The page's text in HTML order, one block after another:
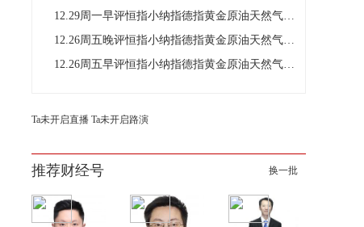
12.29周一早评恒指小纳指德指黄金原油天然气铜操作建议
12.26周五晚评恒指小纳指德指黄金原油天然气铜操作建议
12.26周五早评恒指小纳指德指黄金原油天然气铜操作建议
Ta未开启直播 Ta未开启路演
推荐财经号 换一批